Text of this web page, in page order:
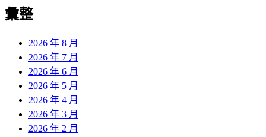
彙整
2026 年 8 月
2026 年 7 月
2026 年 6 月
2026 年 5 月
2026 年 4 月
2026 年 3 月
2026 年 2 月